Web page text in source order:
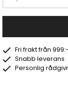
Fri frakt från 999:-
Snabb leverans
Personlig